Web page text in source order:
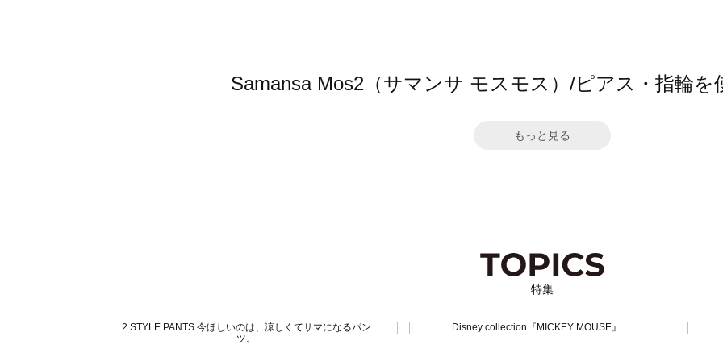
Samansa Mos2（サマンサ モスモス）/ピアス・指輪を
もっと見る
特集